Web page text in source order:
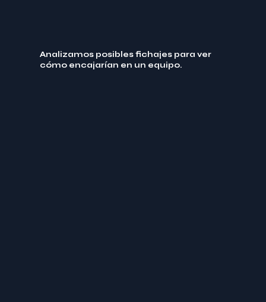
Analizamos posibles fichajes para ver
cómo encajarían en un equipo.